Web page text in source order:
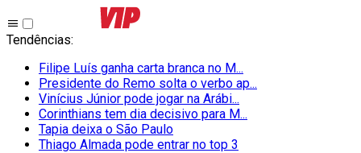
Tendências:
Filipe Luís ganha carta branca no M...
Presidente do Remo solta o verbo ap...
Vinícius Júnior pode jogar na Arábi...
Corinthians tem dia decisivo para M...
Tapia deixa o São Paulo
Thiago Almada pode entrar no top 3